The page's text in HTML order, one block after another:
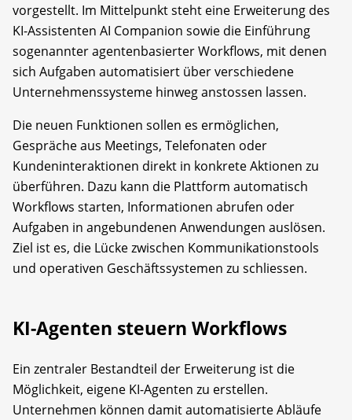
vorgestellt. Im Mittelpunkt steht eine Erweiterung des
KI-Assistenten AI Companion sowie die Einführung
sogenannter agentenbasierter Workflows, mit denen
sich Aufgaben automatisiert über verschiedene
Unternehmenssysteme hinweg anstossen lassen.
Die neuen Funktionen sollen es ermöglichen,
Gespräche aus Meetings, Telefonaten oder
Kundeninteraktionen direkt in konkrete Aktionen zu
überführen. Dazu kann die Plattform automatisch
Workflows starten, Informationen abrufen oder
Aufgaben in angebundenen Anwendungen auslösen.
Ziel ist es, die Lücke zwischen Kommunikationstools
und operativen Geschäftssystemen zu schliessen.
KI-Agenten steuern Workflows
Ein zentraler Bestandteil der Erweiterung ist die
Möglichkeit, eigene KI-Agenten zu erstellen.
Unternehmen können damit automatisierte Abläufe